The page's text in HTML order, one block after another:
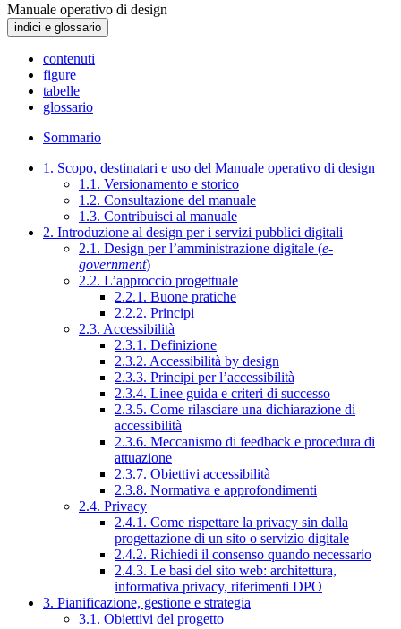
Manuale operativo di design
indici e glossario
contenuti
figure
tabelle
glossario
Sommario
1. Scopo, destinatari e uso del Manuale operativo di design
1.1. Versionamento e storico
1.2. Consultazione del manuale
1.3. Contribuisci al manuale
2. Introduzione al design per i servizi pubblici digitali
2.1. Design per l’amministrazione digitale (e-
government)
2.2. L’approccio progettuale
2.2.1. Buone pratiche
2.2.2. Principi
2.3. Accessibilità
2.3.1. Definizione
2.3.2. Accessibilità by design
2.3.3. Principi per l’accessibilità
2.3.4. Linee guida e criteri di successo
2.3.5. Come rilasciare una dichiarazione di
accessibilità
2.3.6. Meccanismo di feedback e procedura di
attuazione
2.3.7. Obiettivi accessibilità
2.3.8. Normativa e approfondimenti
2.4. Privacy
2.4.1. Come rispettare la privacy sin dalla
progettazione di un sito o servizio digitale
2.4.2. Richiedi il consenso quando necessario
2.4.3. Le basi del sito web: architettura,
informativa privacy, riferimenti DPO
3. Pianificazione, gestione e strategia
3.1. Obiettivi del progetto